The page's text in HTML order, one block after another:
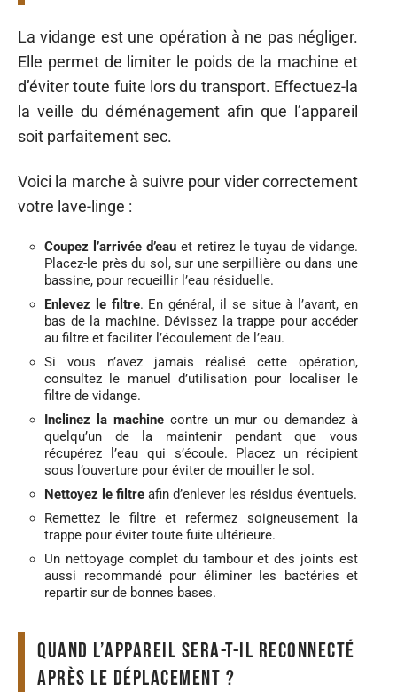
La vidange est une opération à ne pas négliger.
Elle permet de limiter le poids de la machine et
d’éviter toute fuite lors du transport. Effectuez-la
la veille du déménagement afin que l’appareil
soit parfaitement sec.
Voici la marche à suivre pour vider correctement
votre lave-linge :
Coupez l’arrivée d’eau et retirez le tuyau de vidange.
Placez-le près du sol, sur une serpillière ou dans une
bassine, pour recueillir l’eau résiduelle.
Enlevez le filtre. En général, il se situe à l’avant, en
bas de la machine. Dévissez la trappe pour accéder
au filtre et faciliter l’écoulement de l’eau.
Si vous n’avez jamais réalisé cette opération,
consultez le manuel d’utilisation pour localiser le
filtre de vidange.
Inclinez la machinecontre un mur ou demandez à
quelqu’un de la maintenir pendant que vous
récupérez l’eau qui s’écoule. Placez un récipient
sous l’ouverture pour éviter de mouiller le sol.
Nettoyez le filtre afin d’enlever les résidus éventuels.
Remettez le filtre et refermez soigneusement la
trappe pour éviter toute fuite ultérieure.
Un nettoyage complet du tambour et des joints est
aussi recommandé pour éliminer les bactéries et
repartir sur de bonnes bases.
Quand l’appareil sera-t-il reconnecté
après le déplacement ?